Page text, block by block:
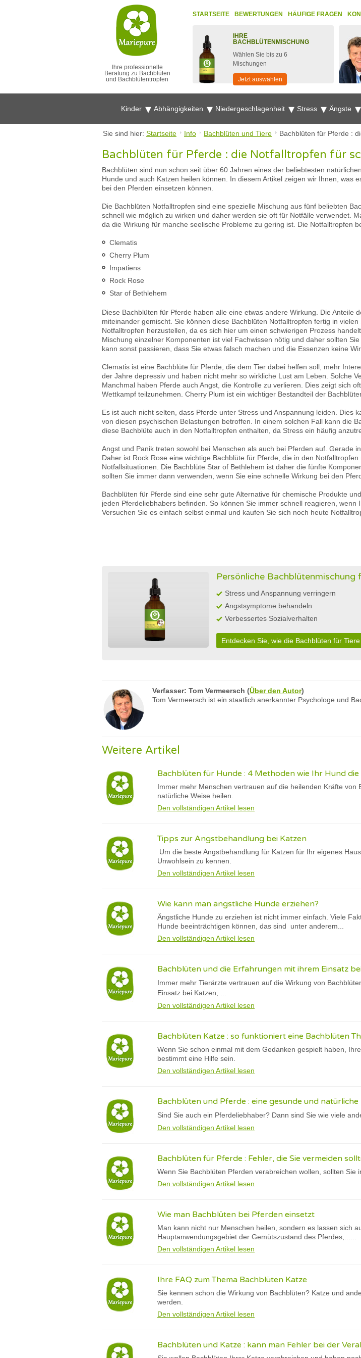
Ihre professionelle
Beratung zu Bachblüten
und Bachblütentropfen
STARTSEITE BEWERTUNGEN HÄUFIGE FRAGEN
IHRE
BACHBLÜTENMISCHUNG
Wählen Sie bis zu 6
Mischungen
Jetzt auswählen
Kinder Abhängigkeiten Niedergeschlagenheit Stress Ängste
Sie sind hier: Startseite Info Bachblüten und Tiere Bachblüten für Pferde :
Bachblüten für Pferde : die Notfalltropfen für
Bachblüten sind nun schon seit über 60 Jahren eines der beliebtesten
Hunde und auch Katzen heilen können. In diesem Artikel zeigen wir Ihnen, was
bei den Pferden einsetzen können.
Die Bachblüten Notfalltropfen sind eine spezielle Mischung aus fünf beliebten
schnell wie möglich zu wirken und daher werden sie oft für Notfälle verwendet.
da die Wirkung für manche seelische Probleme zu gering ist. Die Notfalltropfen
Clematis
Cherry Plum
Impatiens
Rock Rose
Star of Bethlehem
Diese Bachblüten für Pferde haben alle eine etwas andere Wirkung. Die Anteile
miteinander gemischt. Sie können diese Bachblüten Notfalltropfen fertig in
Notfalltropfen herzustellen, da es sich hier um einen schwierigen Prozess
Mischung einzelner Komponenten ist viel Fachwissen nötig und daher sollten
kann sonst passieren, dass Sie etwas falsch machen und die Essenzen keine
Clematis ist eine Bachblüte für Pferde, die dem Tier dabei helfen soll, mehr
der Jahre depressiv und haben nicht mehr so wirkliche Lust am Leben. Solche
Manchmal haben Pferde auch Angst, die Kontrolle zu verlieren. Dies zeigt sich
Wettkampf teilzunehmen. Cherry Plum ist ein wichtiger Bestandteil der
Es ist auch nicht selten, dass Pferde unter Stress und Anspannung leiden. Dies
von diesen psychischen Belastungen betroffen. In einem solchen Fall kann die
diese Bachblüte auch in den Notfalltropfen enthalten, da Stress ein häufig
Angst und Panik treten sowohl bei Menschen als auch bei Pferden auf. Gerade
Daher ist Rock Rose eine wichtige Bachblüte für Pferde, die in den
Notfallsituationen. Die Bachblüte Star of Bethlehem ist daher die fünfte
sollten Sie immer dann verwenden, wenn Sie eine schnelle Wirkung bei den
Bachblüten für Pferde sind eine sehr gute Alternative für chemische Produkte
jeden Pferdeliebhabers befinden. So können Sie immer schnell reagieren,
Versuchen Sie es einfach selbst einmal und kaufen Sie sich noch heute
Persönliche Bachblütenmischung
Stress und Anspannung verringern
Angstsymptome behandeln
Verbessertes Sozialverhalten
Entdecken Sie, wie die Bachblüten für
Verfasser: Tom Vermeersch (Über den Autor)
Tom Vermeersch ist ein staatlich anerkannter Psychologe und
Weitere Artikel
Bachblüten für Hunde : 4 Methoden wie Ihr Hund
Immer mehr Menschen vertrauen auf die heilenden Kräfte
natürliche Weise heilen.
Den vollständigen Artikel lesen
Tipps zur Angstbehandlung bei Katzen
Um die beste Angstbehandlung für Katzen für Ihr eigenes
Unwohlsein zu kennen.
Den vollständigen Artikel lesen
Wie kann man ängstliche Hunde erziehen?
Ängstliche Hunde zu erziehen ist nicht immer einfach. Viele
Hunde beeinträchtigen können, das sind unter anderem...
Den vollständigen Artikel lesen
Bachblüten und die Erfahrungen mit ihrem Einsatz
Immer mehr Tierärzte vertrauen auf die Wirkung von
Einsatz bei Katzen, ...
Den vollständigen Artikel lesen
Bachblüten Katze : so funktioniert eine Bachblüten
Wenn Sie schon einmal mit dem Gedanken gespielt haben,
bestimmt eine Hilfe sein.
Den vollständigen Artikel lesen
Bachblüten und Pferde : eine gesunde und natürliche
Sind Sie auch ein Pferdeliebhaber? Dann sind Sie wie viele
Den vollständigen Artikel lesen
Bachblüten für Pferde : Fehler, die Sie vermeiden
Wenn Sie Bachblüten Pferden verabreichen wollen, sollten
Den vollständigen Artikel lesen
Wie man Bachblüten bei Pferden einsetzt
Man kann nicht nur Menschen heilen, sondern es lassen sich
Hauptanwendungsgebiet der Gemütszustand des Pferdes,......
Den vollständigen Artikel lesen
Ihre FAQ zum Thema Bachblüten Katze
Sie kennen schon die Wirkung von Bachblüten? Katze und
werden.
Den vollständigen Artikel lesen
Bachblüten und Katze : kann man Fehler bei der